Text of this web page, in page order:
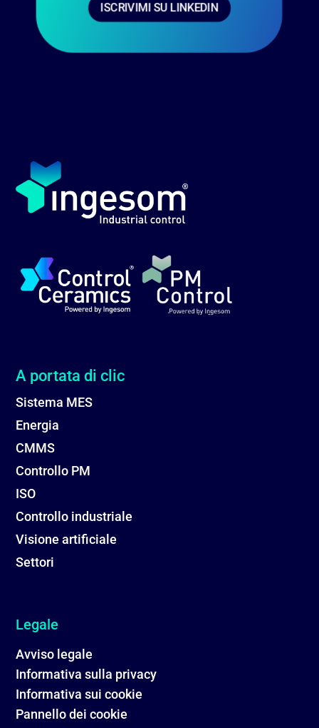
ISCRIVIMI SU LINKEDIN
A portata di clic
Sistema MES
Energia
CMMS
Controllo PM
ISO
Controllo industriale
Visione artificiale
Settori
Legale
Avviso legale
Informativa sulla privacy
Informativa sui cookie
Pannello dei cookie